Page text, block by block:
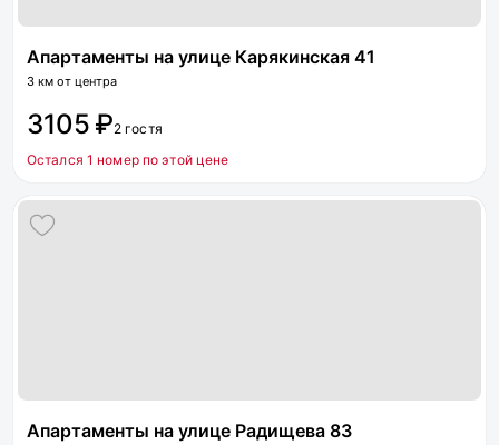
Апартаменты на улице Карякинская 41
3 км от центра
3105 ₽2 гостя
Остался 1 номер по этой цене
Апартаменты на улице Радищева 83